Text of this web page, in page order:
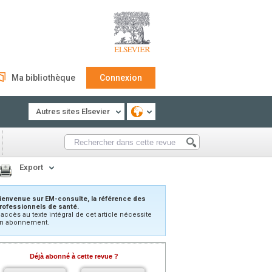
Ma bibliothèque Connexion
Autres sites Elsevier
Export
sur EM-consulte, la référence des
de santé.
au texte intégral de cet article nécessite
abonnement.
Déjà abonné à cette revue ?